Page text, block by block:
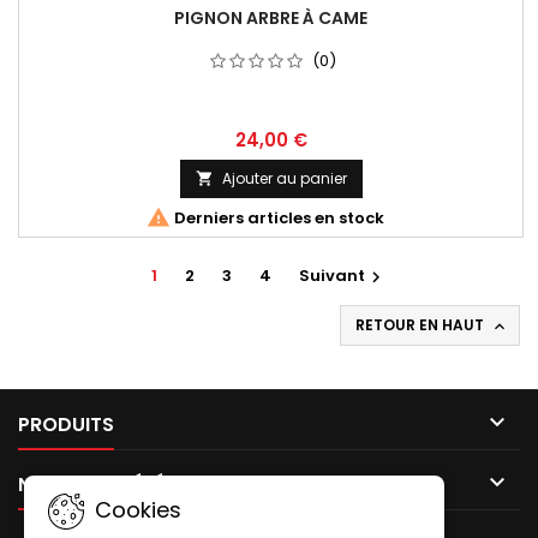
PIGNON ARBRE À CAME
(0)
24,00 €
 Ajouter au panier
 Derniers articles en stock
1 2 3 4 Suivant 
RETOUR EN HAUT 
PRODUITS 
NOTRE SOCIÉTÉ 
Cookies